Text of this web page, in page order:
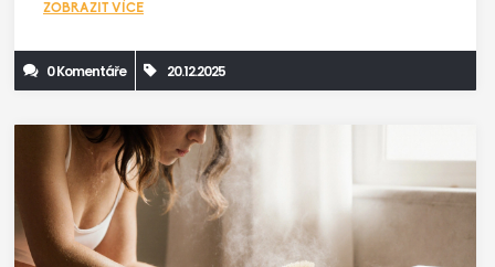
ZOBRAZIT VÍCE
0 Komentáře 20.12.2025